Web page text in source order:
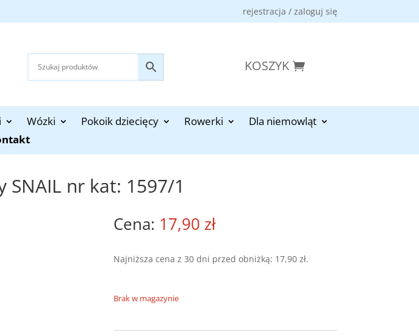
rejestracja / zaloguj się
KOSZYK
Wózki Pokoik dziecięcy Rowerki
Dla niemowląt
SNAIL nr kat: 1597/1
17,90 zł
Najniższa cena z 30 dni przed obniżką: 17,90zł.
Brak w magazynie